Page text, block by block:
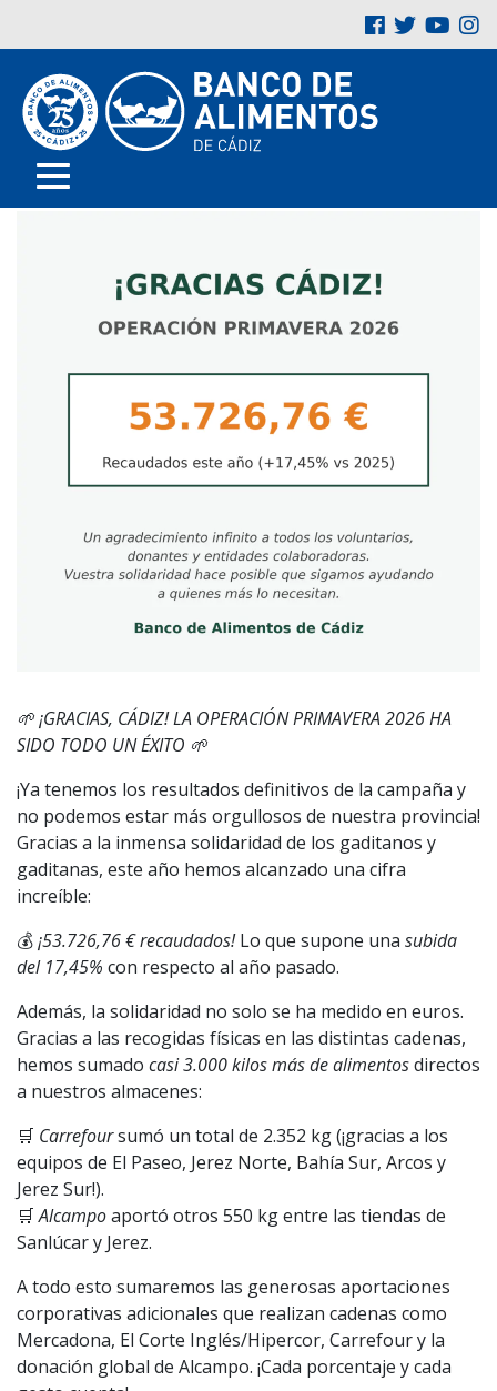
🌱 ¡GRACIAS, CÁDIZ! LA OPERACIÓN PRIMAVERA 2026 HA
SIDO TODO UN ÉXITO 🌱
¡Ya tenemos los resultados definitivos de la campaña y
no podemos estar más orgullosos de nuestra provincia!
Gracias a la inmensa solidaridad de los gaditanos y
gaditanas, este año hemos alcanzado una cifra
increíble:
💰¡53.726,76 € recaudados!Lo que supone una subida
del 17,45% con respecto al año pasado.
Además, la solidaridad no solo se ha medido en euros.
Gracias a las recogidas físicas en las distintas cadenas,
hemos sumado casi 3.000 kilos más de alimentosdirectos
a nuestros almacenes:
🛒 Carrefoursumó un total de 2.352 kg (¡gracias a los
equipos de El Paseo, Jerez Norte, Bahía Sur, Arcos y
Jerez Sur!).
🛒Alcampoaportó otros 550 kg entre las tiendas de
Sanlúcar y Jerez.
A todo esto sumaremos las generosas aportaciones
corporativas adicionales que realizan cadenas como
Mercadona, El Corte Inglés/Hipercor, Carrefour y la
donación global de Alcampo. ¡Cada porcentaje y cada